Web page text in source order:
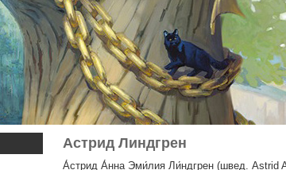
Астрид Линдгрен
А́стрид А́нна Эми́лия Ли́ндгрен (швед. Astrid